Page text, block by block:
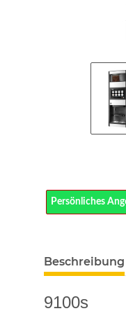
Persönliches
Beschreibung
9100s